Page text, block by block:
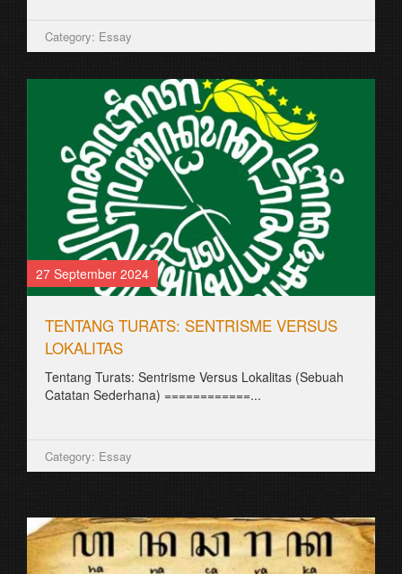
Category: Essay
27 September 2024
TENTANG TURATS: SENTRISME VERSUS
LOKALITAS
Tentang Turats: Sentrisme Versus Lokalitas (Sebuah
Catatan Sederhana) ============...
Category: Essay